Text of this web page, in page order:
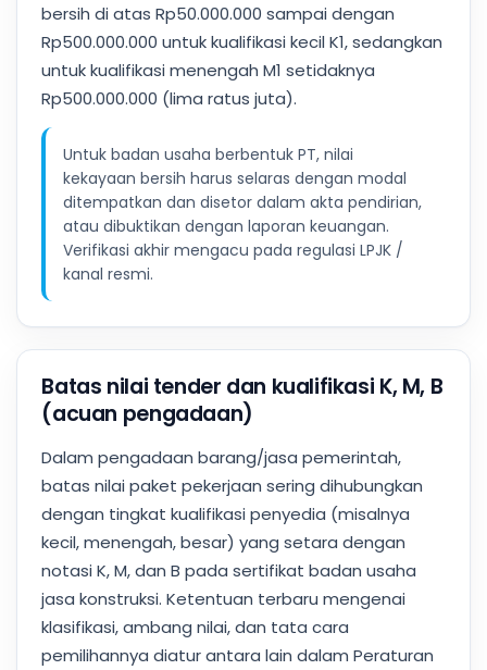
bersih di atas Rp50.000.000 sampai dengan
Rp500.000.000 untuk kualifikasi kecil K1, sedangkan
untuk kualifikasi menengah M1 setidaknya
Rp500.000.000 (lima ratus juta).
Untuk badan usaha berbentuk PT, nilai
kekayaan bersih harus selaras dengan modal
ditempatkan dan disetor dalam akta pendirian,
atau dibuktikan dengan laporan keuangan.
Verifikasi akhir mengacu pada regulasi LPJK /
kanal resmi.
Batas nilai tender dan kualifikasi K, M, B
(acuan pengadaan)
Dalam pengadaan barang/jasa pemerintah,
batas nilai paket pekerjaan sering dihubungkan
dengan tingkat kualifikasi penyedia (misalnya
kecil, menengah, besar) yang setara dengan
notasi K, M, dan B pada sertifikat badan usaha
jasa konstruksi. Ketentuan terbaru mengenai
klasifikasi, ambang nilai, dan tata cara
pemilihannya diatur antara lain dalam Peraturan